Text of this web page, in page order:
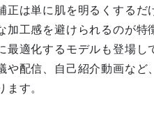
正は単に肌を明るくする
加工感を避けられるのが
最適化するモデルも登場
や配信、自己紹介動画な
ます。